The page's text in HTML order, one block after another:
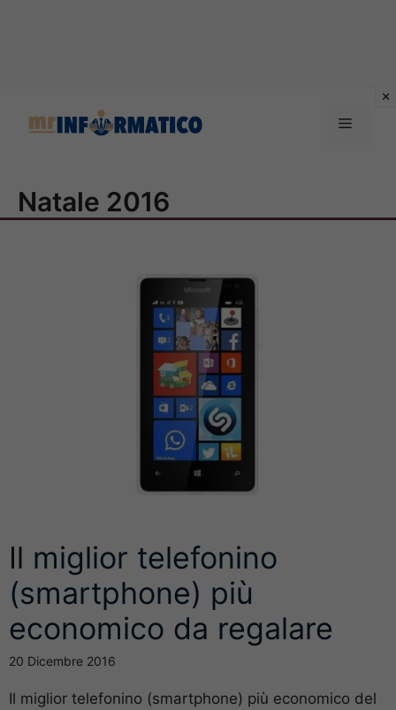
Menu
Natale 2016
Il miglior telefonino
(smartphone) più
economico da regalare
20 Dicembre 2016
Il miglior telefonino (smartphone) più economico del